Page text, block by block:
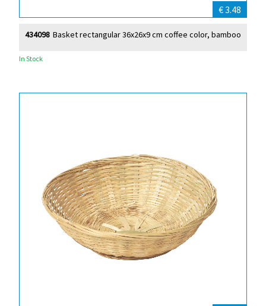
€ 3.48
Basket rectangular 36x26x9 cm coffee color, bamboo
434098
In Stock